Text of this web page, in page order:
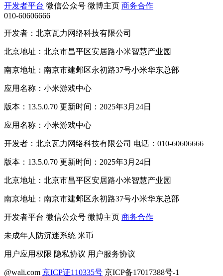
开发者平台 微信公众号 微博主页 商务合作
010-60606666
开发者：北京瓦力网络科技有限公司
北京地址：北京市昌平区安居路小米智慧产业园
南京地址：南京市建邺区永初路37号小米华东总部
应用名称：小米游戏中心
版本：13.5.0.70 更新时间：2025年3月24日
应用名称：小米游戏中心
开发者：北京瓦力网络科技有限公司 电话：010-60606666
版本：13.5.0.70 更新时间：2025年3月24日
北京地址：北京市昌平区安居路小米智慧产业园
南京地址：南京市建邺区永初路37号小米华东总部
开发者平台 微信公众号 微博主页 商务合作
未成年人防沉迷系统 米币
用户应用权限 隐私协议 用户服务协议
@wali.com 京ICP证110335号 京ICP备17017388号-1